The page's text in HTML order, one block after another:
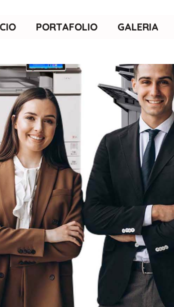
PORTAFOLIO GALERIA